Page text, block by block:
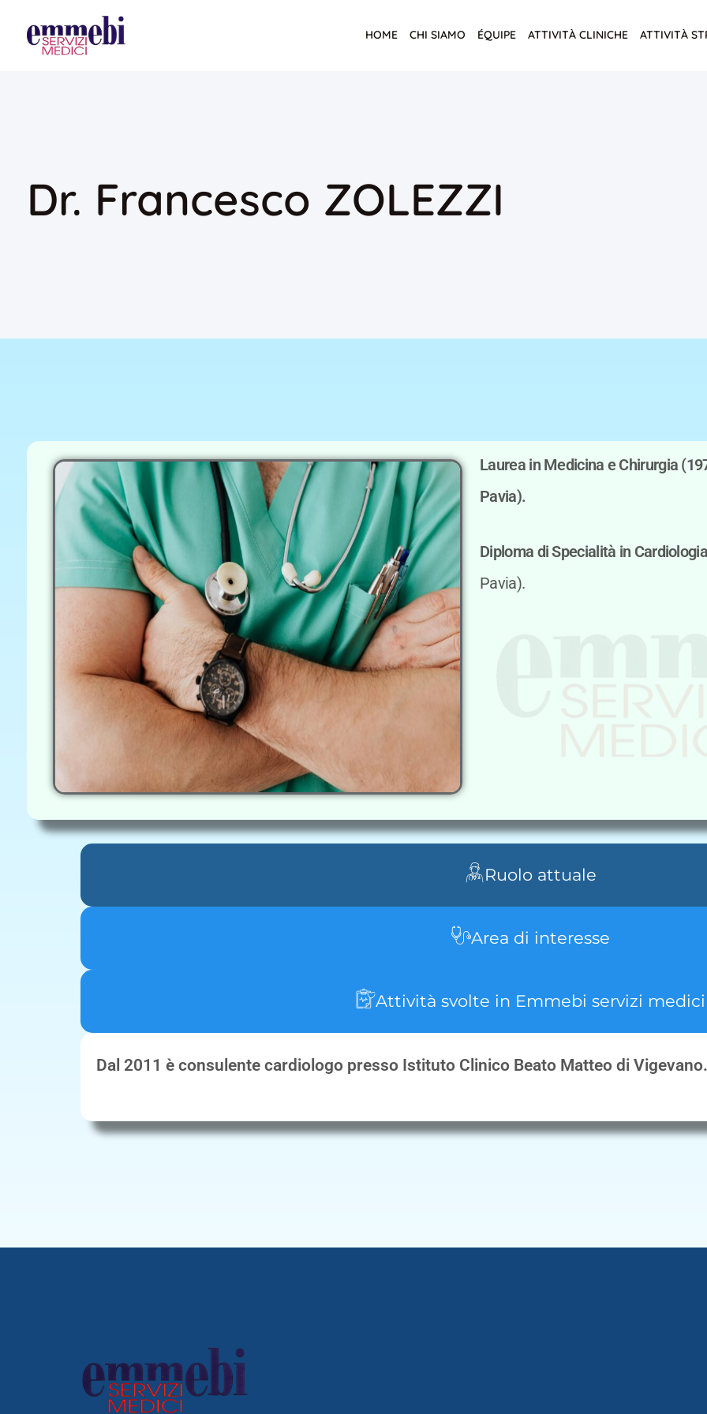
HOME CHI SIAMO ÉQUIPE ATTIVITÀ CLINICHE ATTIVITÀ
Dr. Francesco ZOLEZZI
Laurea in Medicina e Chirurgia
Pavia).
Diploma di Specialità in Cardiologia
Pavia).
Ruolo attuale
Area di interesse
Attività svolte in Emmebi servizi medici
Dal 2011 è consulente cardiologo presso Istituto Clinico Beato Matteo di Vigevano.